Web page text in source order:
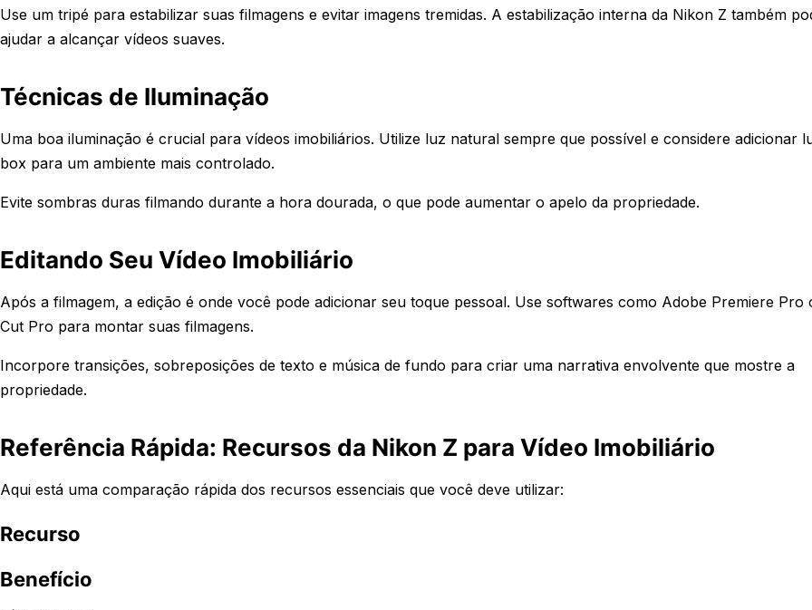
Use um tripé para estabilizar suas filmagens e evitar imagens tremidas. A estabilização interna da Nikon Z também
ajudar a alcançar vídeos suaves.
Técnicas de Iluminação
Uma boa iluminação é crucial para vídeos imobiliários. Utilize luz natural sempre que possível e considere adicionar
box para um ambiente mais controlado.
Evite sombras duras filmando durante a hora dourada, o que pode aumentar o apelo da propriedade.
Editando Seu Vídeo Imobiliário
Após a filmagem, a edição é onde você pode adicionar seu toque pessoal. Use softwares como Adobe Premiere Pro
Cut Pro para montar suas filmagens.
Incorpore transições, sobreposições de texto e música de fundo para criar uma narrativa envolvente que mostre a
propriedade.
Referência Rápida: Recursos da Nikon Z para Vídeo Imobiliário
Aqui está uma comparação rápida dos recursos essenciais que você deve utilizar:
Recurso
Benefício